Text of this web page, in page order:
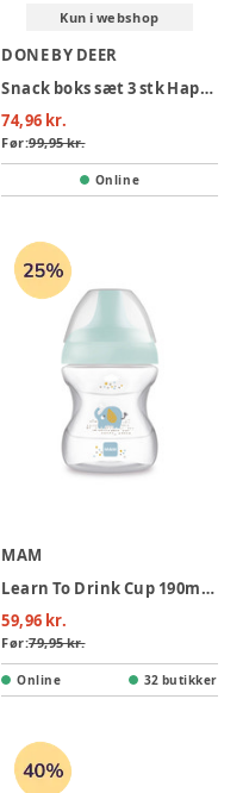
Kun i webshop
DONE BY DEER
Snack boks sæt 3 stk Happy clouds - Grøn
74,96 kr.
Før:99,95 kr.
Online
MAM
Learn To Drink Cup 190ml Blue
59,96 kr.
Før:79,95 kr.
Online 32 butikker